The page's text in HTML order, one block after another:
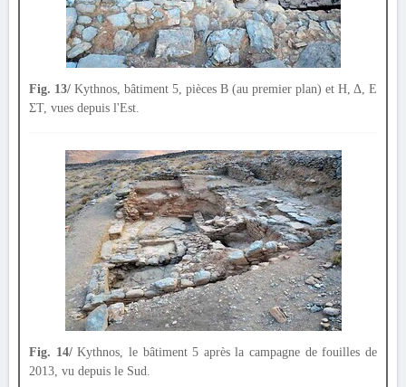
Fig. 13/ Kythnos, bâtiment 5, pièces Β (au premier plan) et Η, Δ, Ε
ΣΤ, vues depuis l'Est.
Fig. 14/Kythnos, le bâtiment 5 après la campagne de fouilles de
2013, vu depuis le Sud.